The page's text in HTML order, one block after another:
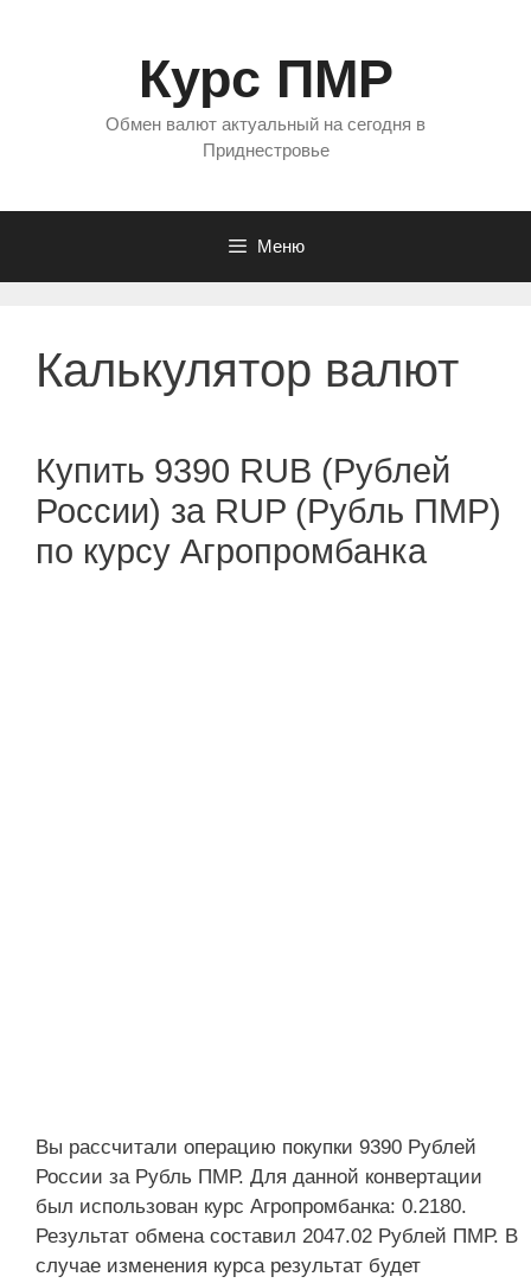
Курс ПМР
Обмен валют актуальный на сегодня в
Приднестровье
Меню
Калькулятор валют
Купить 9390 RUB (Рублей
России) за RUP (Рубль ПМР)
по курсу Агропромбанка
Вы рассчитали операцию покупки 9390 Рублей
России за Рубль ПМР. Для данной конвертации
был использован курс Агропромбанка: 0.2180.
Результат обмена составил 2047.02 Рублей ПМР. В
случае изменения курса результат будет